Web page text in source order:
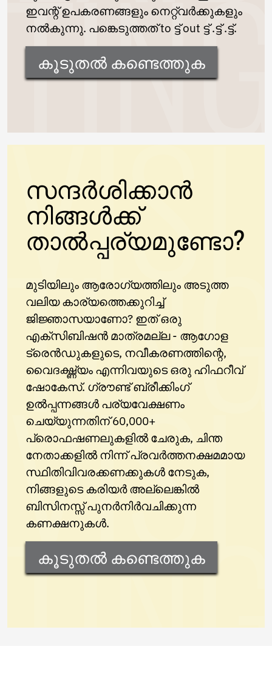
ഇവന്റ് ഉപകരണങ്ങളും നെറ്റ്വർക്കുകളും
നൽകുന്നു. പങ്കെടുത്തത് to ട്ട് out ട്ട് .ട്ട് .ട്ട്.
കൂടുതൽ കണ്ടെത്തുക
സന്ദർശിക്കാൻ
നിങ്ങൾക്ക്
താൽപ്പര്യമുണ്ടോ?
മുടിയിലും ആരോഗ്യത്തിലും അടുത്ത
വലിയ കാര്യത്തെക്കുറിച്ച്
ജിജ്ഞാസയാണോ? ഇത് ഒരു
എക്സിബിഷൻ മാത്രമല്ല - ആഗോള
ട്രെൻഡുകളുടെ, നവീകരണത്തിന്റെ,
വൈദഗ്ദ്ധ്യം എന്നിവയുടെ ഒരു ഹിഫറീവ്
ഷോകേസ്. ഗ്രൗണ്ട് ബ്രീക്കിംഗ്
ഉൽപ്പന്നങ്ങൾ പര്യവേക്ഷണം
ചെയ്യുന്നതിന് 60,000+
പ്രൊഫഷണലുകളിൽ ചേരുക, ചിന്ത
നേതാക്കളിൽ നിന്ന് പ്രവർത്തനക്ഷമമായ
സ്ഥിതിവിവരക്കണക്കുകൾ നേടുക,
നിങ്ങളുടെ കരിയർ അല്ലെങ്കിൽ
ബിസിനസ്സ് പുനർനിർവചിക്കുന്ന
കണക്ഷനുകൾ.
കൂടുതൽ കണ്ടെത്തുക